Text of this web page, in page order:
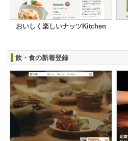
おいしく楽しいナッツKitchen
飲・食の新着登録